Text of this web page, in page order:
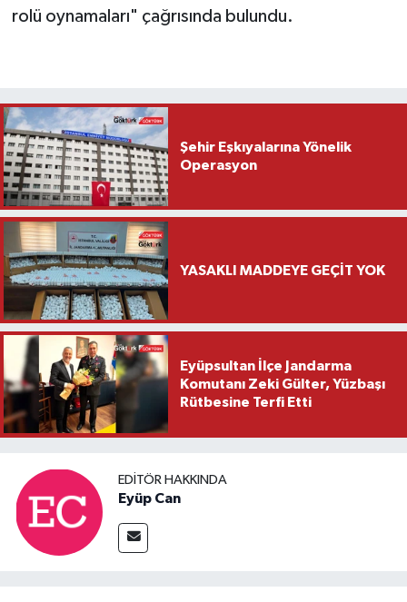
rolü oynamaları" çağrısında bulundu.
Şehir Eşkıyalarına Yönelik
Operasyon
YASAKLI MADDEYE GEÇİT YOK
Eyüpsultan İlçe Jandarma
Komutanı Zeki Gülter, Yüzbaşı
Rütbesine Terfi Etti
EDITÖR HAKKINDA
Eyüp Can